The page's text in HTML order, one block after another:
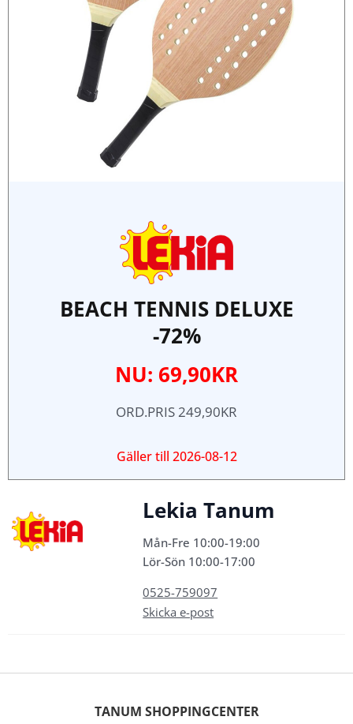
BEACH TENNIS DELUXE
-72%
NU: 69,90KR
ORD.PRIS 249,90KR
Gäller till 2026-08-12
Lekia Tanum
Mån-Fre 10:00-19:00
Lör-Sön 10:00-17:00
0525-759097
Skicka e-post
TANUM SHOPPINGCENTER